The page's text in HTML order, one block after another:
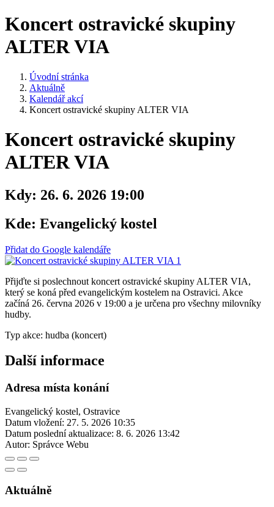
Koncert ostravické skupiny
ALTER VIA
Úvodní stránka
Aktuálně
Kalendář akcí
Koncert ostravické skupiny ALTER VIA
Koncert ostravické skupiny
ALTER VIA
Kdy: 26. 6. 2026 19:00
Kde: Evangelický kostel
Přidat do Google kalendáře
Přijďte si poslechnout koncert ostravické skupiny ALTER VIA,
který se koná před evangelickým kostelem na Ostravici. Akce
začíná 26. června 2026 v 19:00 a je určena pro všechny milovníky
hudby.
Typ akce: hudba (koncert)
Další informace
Adresa místa konání
Evangelický kostel, Ostravice
Datum vložení: 27. 5. 2026 10:35
Datum poslední aktualizace: 8. 6. 2026 13:42
Autor: Správce Webu
Aktuálně